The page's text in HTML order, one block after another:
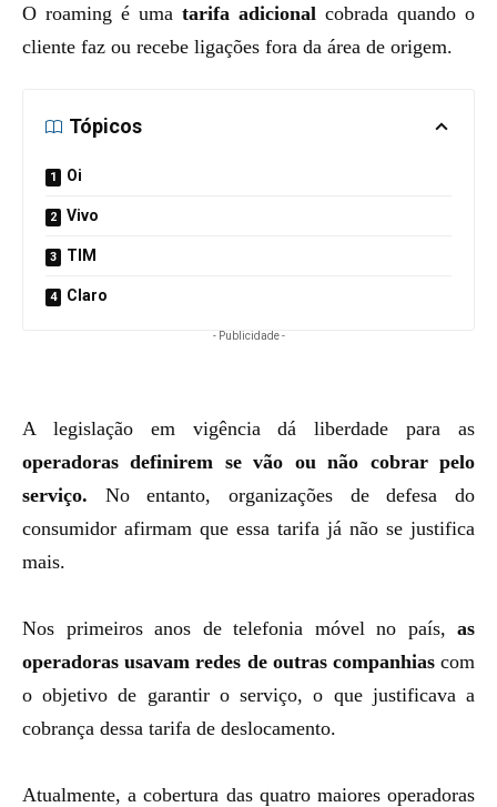
O roaming é uma tarifa adicional cobrada quando o
cliente faz ou recebe ligações fora da área de origem.
Tópicos
Oi
Vivo
TIM
Claro
- Publicidade -
A legislação em vigência dá liberdade para as
operadoras definirem se vão ou não cobrar pelo
serviço. No entanto, organizações de defesa do
consumidor afirmam que essa tarifa já não se justifica
mais.
Nos primeiros anos de telefonia móvel no país, as
operadoras usavam redes de outras companhiascom
o objetivo de garantir o serviço, o que justificava a
cobrança dessa tarifa de deslocamento.
Atualmente, a cobertura das quatro maiores operadoras